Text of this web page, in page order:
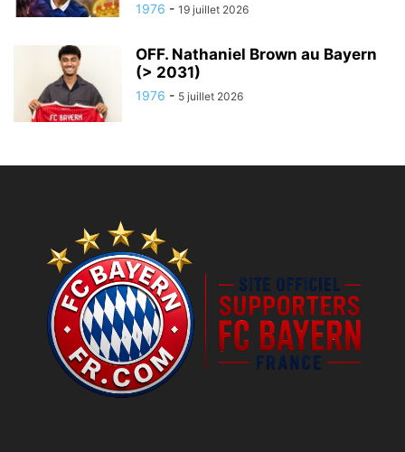
1976 - 19 juillet 2026
OFF. Nathaniel Brown au Bayern
(> 2031)
1976 - 5 juillet 2026